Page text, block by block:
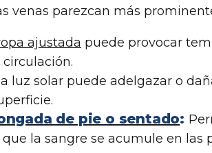
venas parezcan más
ajustada puede provocar
la luz solar puede adelgazar o
de pie o sentado:
la sangre se acumule en las